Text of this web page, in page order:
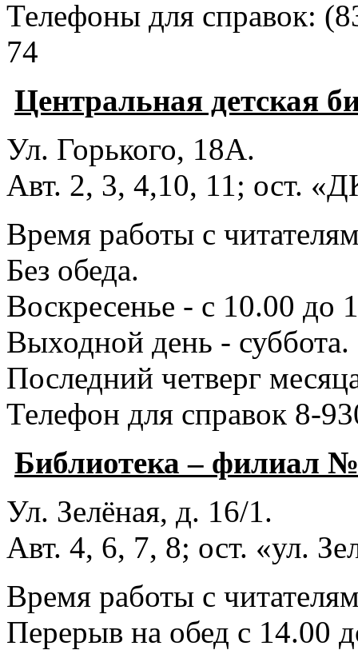
Телефоны для справок:
74
Центральная детская
Ул. Горького, 18А.
Авт. 2, 3, 4,10, 11; ост.
Время работы с
Без обеда.
Воскресенье - с 10.00 до
Выходной день - суббота.
Последний четверг
Телефон для справок 8-
Библиотека – филиал
Ул. Зелёная, д. 16/1.
Авт. 4, 6, 7, 8; ост. «ул.
Время работы с
Перерыв на обед с 14.00